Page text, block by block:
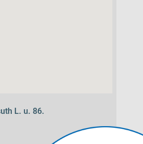
L. u. 86.